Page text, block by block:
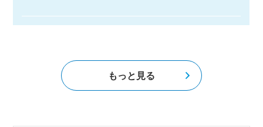
もっと見る